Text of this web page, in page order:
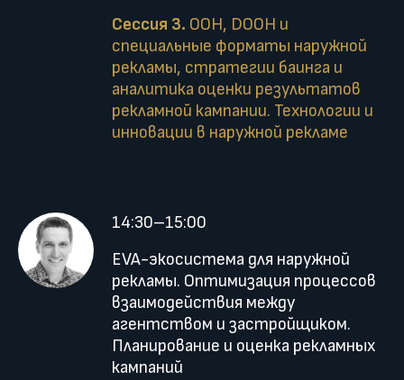
Сессия 3. OOH, DOOH и
специальные форматы наружной
рекламы, стратегии баинга и
аналитика оценки результатов
рекламной кампании. Технологии и
инновации в наружной рекламе
14:30–15:00
EVA-экосистема для наружной
рекламы. Оптимизация процессов
взаимодействия между
агентством и застройщиком.
Планирование и оценка рекламных
кампаний